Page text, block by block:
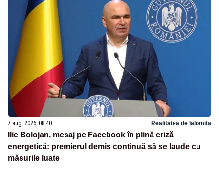
7 aug. 2026, 08:40 Realitatea de Ialomita
Ilie Bolojan, mesaj pe Facebook în plină criză
energetică: premierul demis continuă să se laude cu
măsurile luate